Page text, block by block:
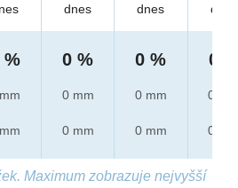
%
dnes
0 %
0 mm
0 mm
dnes
0 %
0 mm
0 mm
dnes
0 %
0 mm
0 mm
Maximum zobrazuje nejvyšší